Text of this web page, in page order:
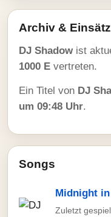
Archiv &
DJ Shadow ist
1000 E vertreten.
Ein Titel von DJ
um 09:48 Uhr.
Songs
Midnight
Zuletzt